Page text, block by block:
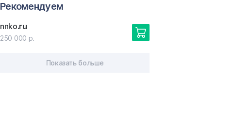
Рекомендуем
nnko.ru
250 000 р.
Показать больше